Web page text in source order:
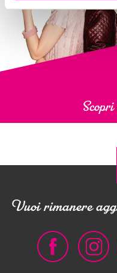
INFO PACK E SMALTIMENTO:
TROUSSE: PS6- RACCOLTA PLASTICA
VERIFICA LE DISPOSIZIONI DEL
SVUOTARE L’IMBALLAGGIO DAI
Base
Vuoi rimanere